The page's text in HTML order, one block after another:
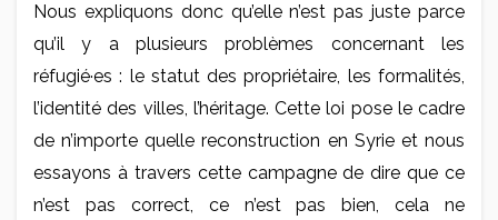
Nous expliquons donc qu’elle n’est pas juste parce
qu’il y a plusieurs problèmes concernant les
réfugié·es : le statut des propriétaire, les formalités,
l’identité des villes, l’héritage. Cette loi pose le cadre
de n’importe quelle reconstruction en Syrie et nous
essayons à travers cette campagne de dire que ce
n’est pas correct, ce n’est pas bien, cela ne